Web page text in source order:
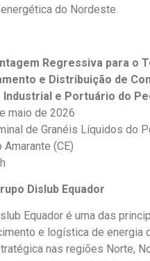
do Nordeste.
Regressiva para o
e Distribuição de
Industrial e Portuário do
maio de 2026
de Granéis Líquidos do
Amarante (CE)
Dislub Equador
Equador é uma das
e logística de energia
nas regiões Norte,